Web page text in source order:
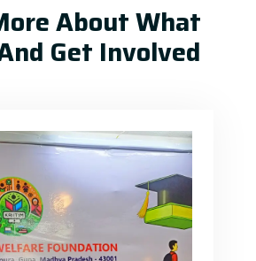
About What
Get Involved